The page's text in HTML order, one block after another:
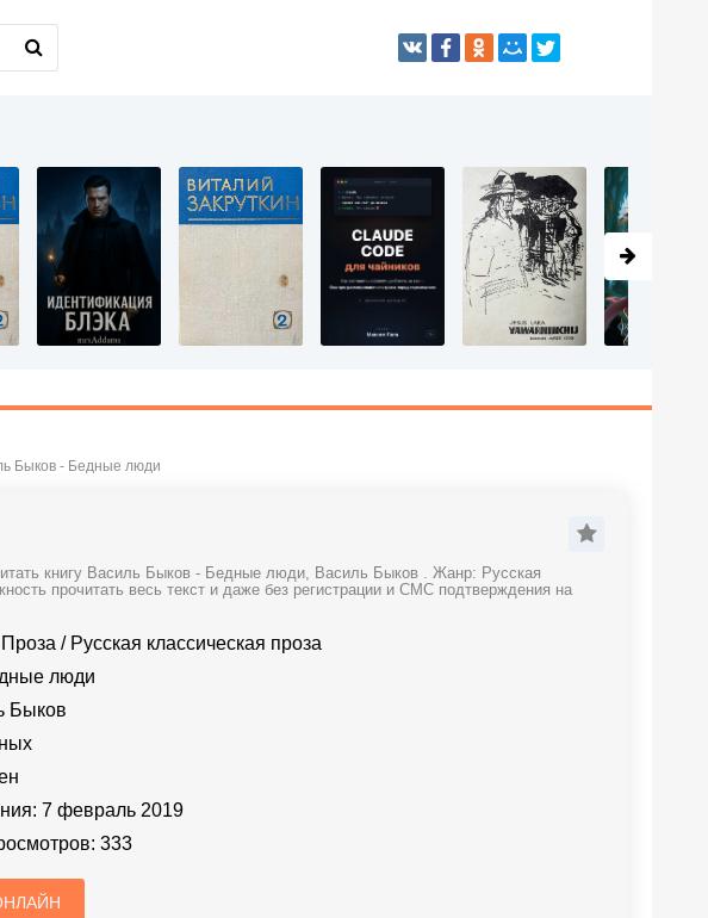
Быков - Бедные люди
книгу Василь Быков - Бедные люди, Василь Быков . Жанр: Русская
прочитать весь текст и даже без регистрации и СМС подтверждения на
Проза / Русская классическая проза
люди
Быков
7 февраль 2019
333